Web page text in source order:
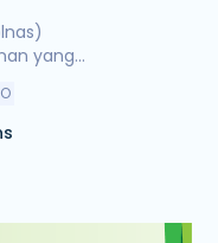
yang...